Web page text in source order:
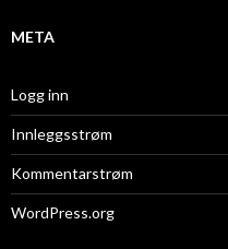
META
Logg inn
Innleggsstrøm
Kommentarstrøm
WordPress.org